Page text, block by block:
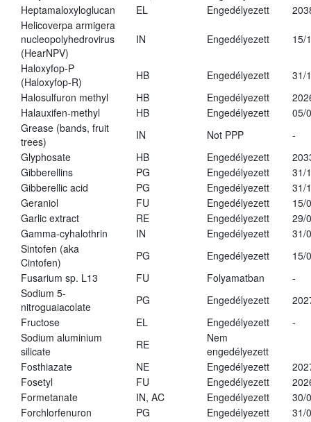
Heptamaloxyloglucan
EL Engedélyezett
Helicoverpa armigera
nucleopolyhedrovirus
(HearNPV)
IN Engedélyezett 15/
Haloxyfop-P
(Haloxyfop-R)
HB Engedélyezett
31/
Halosulfuron methyl
HB Engedélyezett
Halauxifen-methyl
HB Engedélyezett
05/
Grease (bands, fruit
trees)
IN Not PPP
-
Glyphosate
HB Engedélyezett
Gibberellins
PG Engedélyezett
31/
Gibberellic acid
PG Engedélyezett
31/
Geraniol
FU Engedélyezett
15/
Garlic extract
RE Engedélyezett
29/
Gamma-cyhalothrin
IN Engedélyezett
31/
Sintofen (aka
Cintofen)
PG Engedélyezett
15/
Fusarium sp. L13
FU Folyamatban
-
Sodium 5-
nitroguaiacolate
PG Engedélyezett
Fructose
EL Engedélyezett
-
Sodium aluminium
silicate
RE
Nem
engedélyezett
Fosthiazate
NE Engedélyezett
Fosetyl
FU Engedélyezett
Formetanate
IN, AC Engedélyezett
30/
Forchlorfenuron
PG Engedélyezett
31/